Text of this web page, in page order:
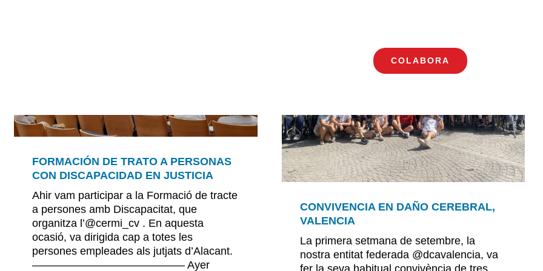
Toggle COLABORA
FORMACIÓN DE TRATO A PERSONAS
CON DISCAPACIDAD EN JUSTICIA
Ahir vam participar a la Formació de tracte
a persones amb Discapacitat, que
organitza l’@cermi_cv . En aquesta
ocasió, va dirigida cap a totes les
persones empleades als jutjats d’Alacant.
—————————————— Ayer
CONVIVENCIA EN DAÑO CEREBRAL,
VALENCIA
La primera setmana de setembre, la
nostra entitat federada @dcavalencia, va